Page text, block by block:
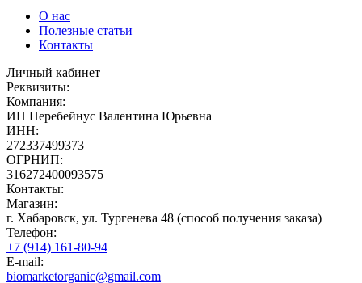
О нас
Полезные статьи
Контакты
Личный кабинет
Реквизиты:
Компания:
ИП Перебейнус Валентина Юрьевна
ИНН:
272337499373
ОГРНИП:
316272400093575
Контакты:
Магазин:
г. Хабаровск, ул. Тургенева 48 (способ получения заказа)
Телефон:
+7 (914) 161-80-94
E-mail:
biomarketorganic@gmail.com